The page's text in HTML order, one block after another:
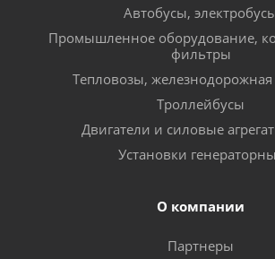
Автобусы,
Промышленное оборудование,
фильтры
Тепловозы, железнодорожная
Троллейбусы
Двигатели и силовые
Установки
О компании
Партнеры